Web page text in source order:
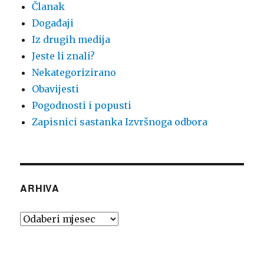
Članak
Događaji
Iz drugih medija
Jeste li znali?
Nekategorizirano
Obavijesti
Pogodnosti i popusti
Zapisnici sastanka Izvršnoga odbora
ARHIVA
Arhiva